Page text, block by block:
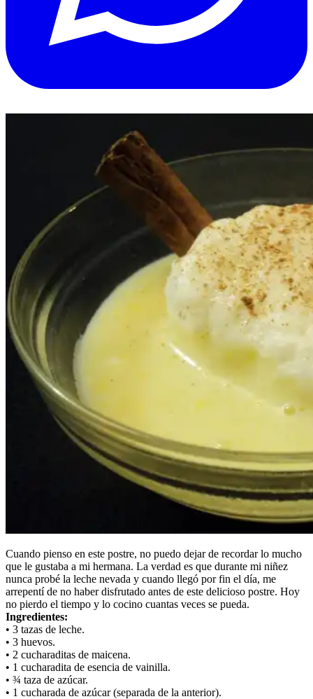
Cuando pienso en este postre, no puedo dejar de recordar lo mucho
que le gustaba a mi hermana. La verdad es que durante mi niñez
nunca probé la leche nevada y cuando llegó por fin el día, me
arrepentí de no haber disfrutado antes de este delicioso postre. Hoy
no pierdo el tiempo y lo cocino cuantas veces se pueda.
Ingredientes:
• 3 tazas de leche.
• 3 huevos.
• 2 cucharaditas de maicena.
• 1 cucharadita de esencia de vainilla.
• ¾ taza de azúcar.
• 1 cucharada de azúcar (separada de la anterior).